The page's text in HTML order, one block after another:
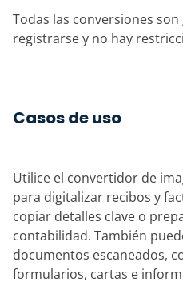
Todas las conversiones
registrarse y no hay
Casos de uso
Utilice el convertidor de
para digitalizar recibos y
copiar detalles clave o
contabilidad. También
documentos escaneados,
formularios, cartas e